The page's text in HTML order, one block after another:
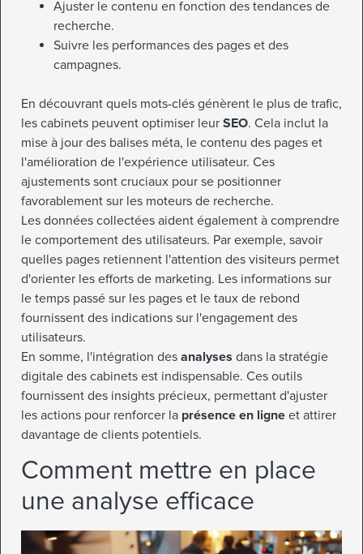
Ajuster le contenu en fonction des tendances de
recherche.
Suivre les performances des pages et des
campagnes.
En découvrant quels mots-clés génèrent le plus de trafic,
les cabinets peuvent optimiser leur SEO. Cela inclut la
mise à jour des balises méta, le contenu des pages et
l'amélioration de l'expérience utilisateur. Ces
ajustements sont cruciaux pour se positionner
favorablement sur les moteurs de recherche.
Les données collectées aident également à comprendre
le comportement des utilisateurs. Par exemple, savoir
quelles pages retiennent l'attention des visiteurs permet
d'orienter les efforts de marketing. Les informations sur
le temps passé sur les pages et le taux de rebond
fournissent des indications sur l'engagement des
utilisateurs.
En somme, l'intégration des analyses dans la stratégie
digitale des cabinets est indispensable. Ces outils
fournissent des insights précieux, permettant d'ajuster
les actions pour renforcer la présence en ligne et attirer
davantage de clients potentiels.
Comment mettre en place
une analyse efficace